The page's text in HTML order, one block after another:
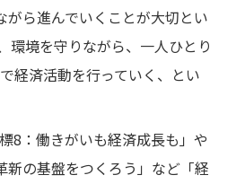
がら進んでいくことが大切とい
環境を守りながら、一人ひとり
経済活動を行っていく、とい
8：働きがいも経済成長も」や
新の基盤をつくろう」など「経